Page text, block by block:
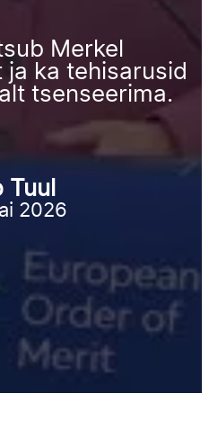
Merkel
ka tehisarusid
tsenseerima.
Tuul
2026